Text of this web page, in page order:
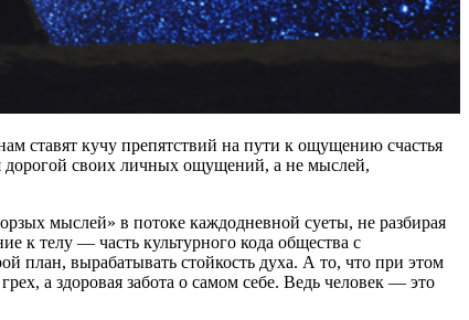
ставят кучу препятствий на пути к ощущению счастья
дорогой своих личных ощущений, а не мыслей,
мыслей» в потоке каждодневной суеты, не разбирая
к телу — часть культурного кода общества с
план, вырабатывать стойкость духа. А то, что при этом
а здоровая забота о самом себе. Ведь человек — это